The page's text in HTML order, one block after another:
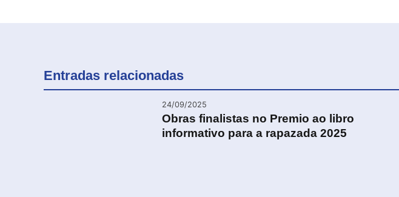
Entradas relacionadas
24/09/2025
Obras finalistas no Premio ao libro
informativo para a rapazada 2025